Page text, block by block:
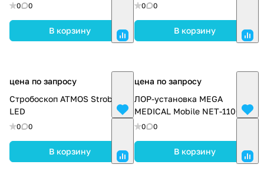
0 0
В корзину
0 0
В корзину
цена по запросу
Стробоскоп ATMOS Strobo 21
LED
0 0
В корзину
цена по запросу
ЛОР-установка MEGA
MEDICAL Mobile NET-1100
0 0
В корзину